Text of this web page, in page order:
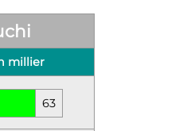
millier
63